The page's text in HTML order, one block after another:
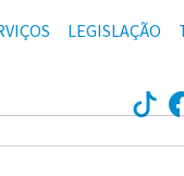
LEGISLAÇÃO